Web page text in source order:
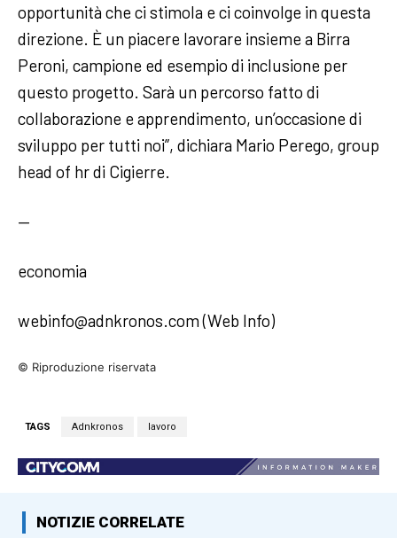
opportunità che ci stimola e ci coinvolge in questa
direzione. È un piacere lavorare insieme a Birra
Peroni, campione ed esempio di inclusione per
questo progetto. Sarà un percorso fatto di
collaborazione e apprendimento, un’occasione di
sviluppo per tutti noi”, dichiara Mario Perego, group
head of hr di Cigierre.
—
economia
webinfo@adnkronos.com (Web Info)
© Riproduzione riservata
TAGS Adnkronos lavoro
NOTIZIE CORRELATE